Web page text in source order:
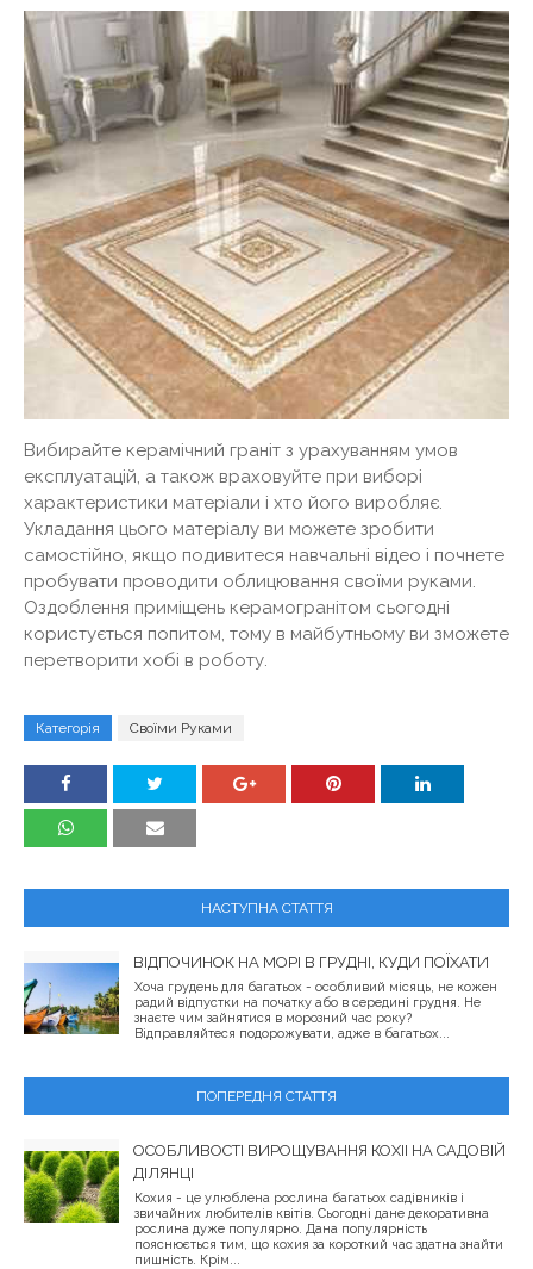
Вибирайте керамічний граніт з урахуванням умов
експлуатацій, а також враховуйте при виборі
характеристики матеріали і хто його виробляє.
Укладання цього матеріалу ви можете зробити
самостійно, якщо подивитеся навчальні відео і почнете
пробувати проводити облицювання своїми руками.
Оздоблення приміщень керамогранітом сьогодні
користується попитом, тому в майбутньому ви зможете
перетворити хобі в роботу.
Категорія Своїми Руками
НАСТУПНА СТАТТЯ
ВІДПОЧИНОК НА МОРІ В ГРУДНІ, КУДИ ПОЇХАТИ
Хоча грудень для багатьох - особливий місяць, не кожен
радий відпустки на початку або в середині грудня. Не
знаєте чим зайнятися в морозний час року?
Відправляйтеся подорожувати, адже в багатьох...
ПОПЕРЕДНЯ СТАТТЯ
ОСОБЛИВОСТІ ВИРОЩУВАННЯ КОХІІ НА САДОВІЙ
ДІЛЯНЦІ
Кохия - це улюблена рослина багатьох садівників і
звичайних любителів квітів. Сьогодні дане декоративна
рослина дуже популярно. Дана популярність
пояснюється тим, що кохия за короткий час здатна знайти
пишність. Крім...